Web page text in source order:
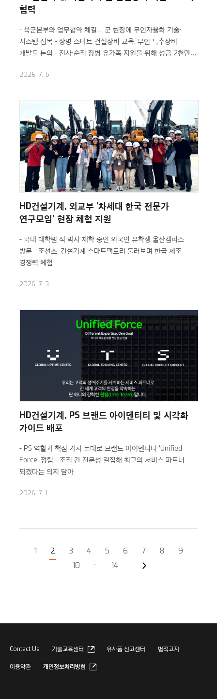
협력
- 육군본부와 업무협약 체결… 군 현장에 무인자율화 기술·
시스템 접목 - 장병 스마트 건설장비 교육, 무인 특수장비
개발도 논의 - 전사·순직 장병 유가족 지원을 위해 성금 2천만
2026. 7. 5
HD건설기계, 외교부 ‘차세대 한국 전문가
연구모임’ 현장 체험 지원
- 국내 대학원 석·박사 재학 중인 외국인 유학생 울산캠퍼스
방문 - 조선소, 건설기계 스마트팩토리 둘러보며 한국 제조
경쟁력 체험
2026. 7. 3
HD건설기계, PS 브랜드 아이덴티티 및 시각화
가이드 배포
- PS 역할과 핵심 가치 토대로 브랜드 아이덴티티 ‘Unified
Force’ 정립 - 조직 간 전문성 결집해 최고의 서비스 파트너
되겠다는 의지 담아
2026. 7. 1
1 2 3 4 5 6 7 8
9
10
··· 14
Contact Us 기술교육센터 유사품 신고센터 법적고지
이용약관 개인정보처리방침